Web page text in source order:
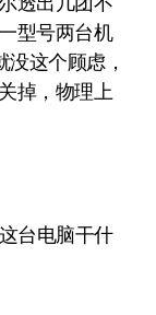
型号两台机
这个顾虑，
掉，物理上
台电脑干什